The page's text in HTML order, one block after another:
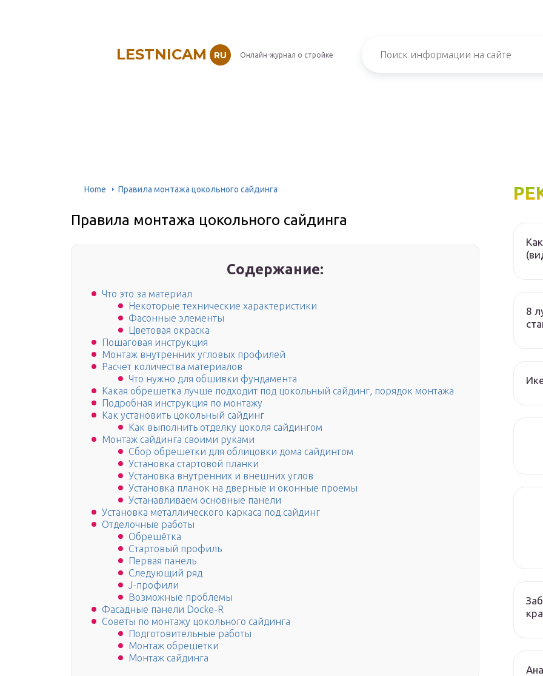
LESTNICAM RU Онлайн-журнал о стройке
Home Правила монтажа цокольного сайдинга
Правила монтажа цокольного сайдинга
Содержание:
Что это за материал
Некоторые технические характеристики
Фасонные элементы
Цветовая окраска
Пошаговая инструкция
Монтаж внутренних угловых профилей
Расчет количества материалов
Что нужно для обшивки фундамента
Какая обрешетка лучше подходит под цокольный сайдинг, порядок монтажа
Подробная инструкция по монтажу
Как установить цокольный сайдинг
Как выполнить отделку цоколя сайдингом
Монтаж сайдинга своими руками
Сбор обрешетки для облицовки дома сайдингом
Установка стартовой планки
Установка внутренних и внешних углов
Установка планок на дверные и оконные проемы
Устанавливаем основные панели
Установка металлического каркаса под сайдинг
Отделочные работы
Обрешётка
Стартовый профиль
Первая панель
Следующий ряд
J-профили
Возможные проблемы
Фасадные панели Docke-R
Советы по монтажу цокольного сайдинга
Подготовительные работы
Монтаж обрешетки
Монтаж сайдинга
8